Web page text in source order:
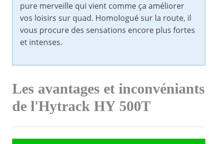
pure merveille qui vient comme ça améliorer
vos loisirs sur quad. Homologué sur la route, il
vous procure des sensations encore plus fortes
et intenses.
Les avantages et inconvéniants
de l'Hytrack HY 500T